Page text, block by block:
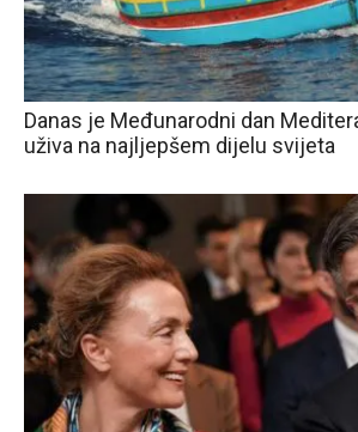
Danas je Međunarodni dan
uživa na najljepšem dijelu svijeta